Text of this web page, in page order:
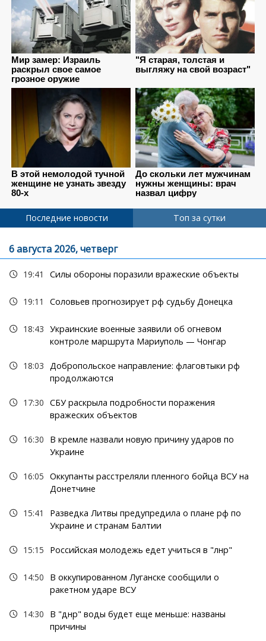
Последние новости Топ за сутки
6 августа 2026, четверг
19:41 Силы обороны поразили вражеские объекты
19:11 Соловьев прогнозирует рф судьбу Донецка
18:43 Украинские военные заявили об огневом
контроле маршрута Мариуполь — Чонгар
18:03 Добропольское направление: флаговтыки рф
продолжаются
17:30 СБУ раскрыла подробности поражения
вражеских объектов
16:30
В кремле назвали новую причину ударов по
Украине
16:05 Оккупанты расстреляли пленного бойца ВСУ на
Донетчине
15:41
Разведка Литвы предупредила о плане рф по
Украине и странам Балтии
15:15 Российская молодежь едет учиться в "лнр"
14:50
В оккупированном Луганске сообщили о
ракетном ударе ВСУ
14:30
В "днр" воды будет еще меньше: названы
причины